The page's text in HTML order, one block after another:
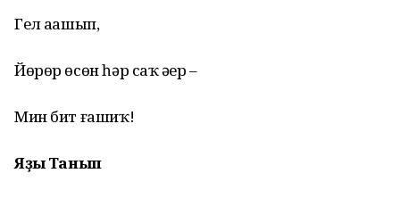
Гел аҙашып,
Йөрөр өсөн һәр саҡ әҙер –
Мин бит ғашиҡ!
Яҙғы Танып